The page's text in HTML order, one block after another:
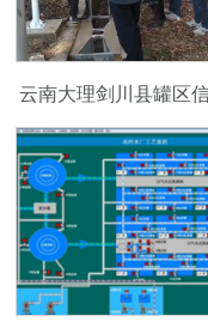
云南大理剑川县罐区
项目